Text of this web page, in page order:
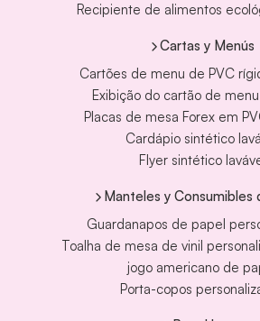
Recipiente de alimentos
Cartas y Menús
Cartões de menu de PVC
Exibição do cartão de menu
Placas de mesa Forex em
Cardápio sintético
Flyer sintético
Manteles y Consumibles
Guardanapos de papel
Toalha de mesa de vinil
jogo americano de
Porta-copos